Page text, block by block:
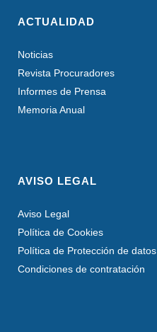
ACTUALIDAD
Noticias
Revista Procuradores
Informes de Prensa
Memoria Anual
AVISO LEGAL
Aviso Legal
Política de Cookies
Política de Protección de datos
Condiciones de contratación